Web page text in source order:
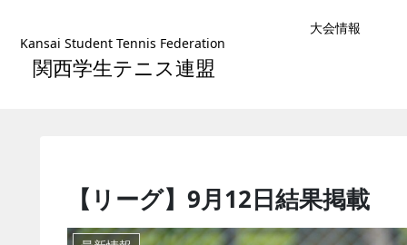
Kansai Student Tennis Federation
関西学生テニス連盟
大会情報
【リーグ】9月12日結果掲載